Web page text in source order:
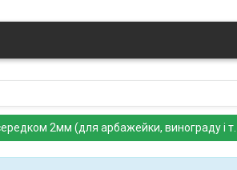
2мм (для арбажейки, винограду і т.